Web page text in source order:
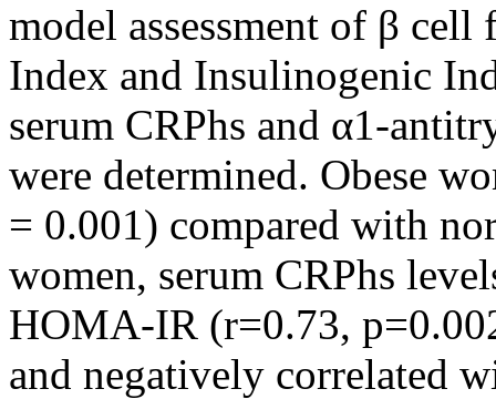
model assessment of β
Index and Insulinogenic
serum CRPhs and α1-
were determined. Obese
= 0.001) compared with
women, serum CRPhs
HOMA-IR (r=0.73,
and negatively correlated